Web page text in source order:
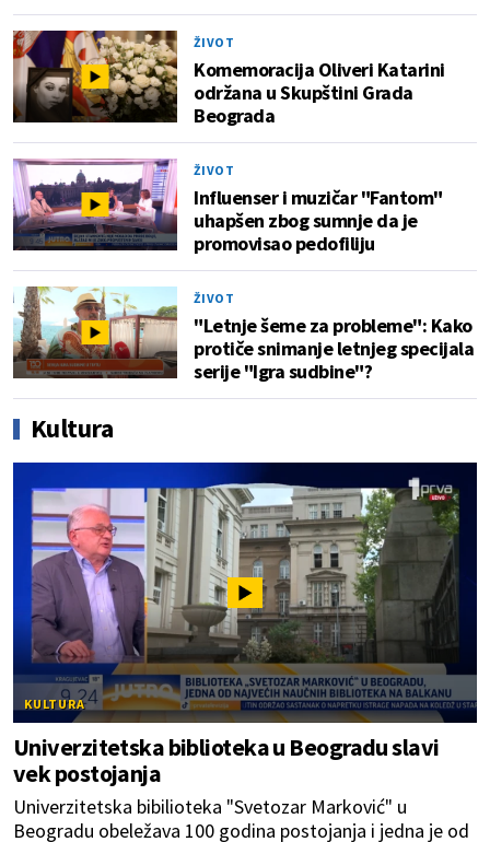
ŽIVOT
Komemoracija Oliveri Katarini
održana u Skupštini Grada
Beograda
ŽIVOT
Influenser i muzičar "Fantom"
uhapšen zbog sumnje da je
promovisao pedofiliju
ŽIVOT
"Letnje šeme za probleme": Kako
protiče snimanje letnjeg specijala
serije "Igra sudbine"?
Kultura
KULTURA
Univerzitetska biblioteka u Beogradu slavi
vek postojanja
Univerzitetska bibilioteka "Svetozar Marković" u
Beogradu obeležava 100 godina postojanja i jedna je od